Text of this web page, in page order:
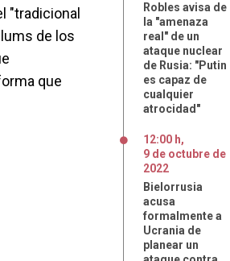
"tradicional
de los
que
Robles avisa de
la "amenaza
real" de un
ataque nuclear
de Rusia: "Putin
es capaz de
cualquier
atrocidad"
12:00 h,
9 de octubre de
2022
Bielorrusia
acusa
formalmente a
Ucrania de
planear un